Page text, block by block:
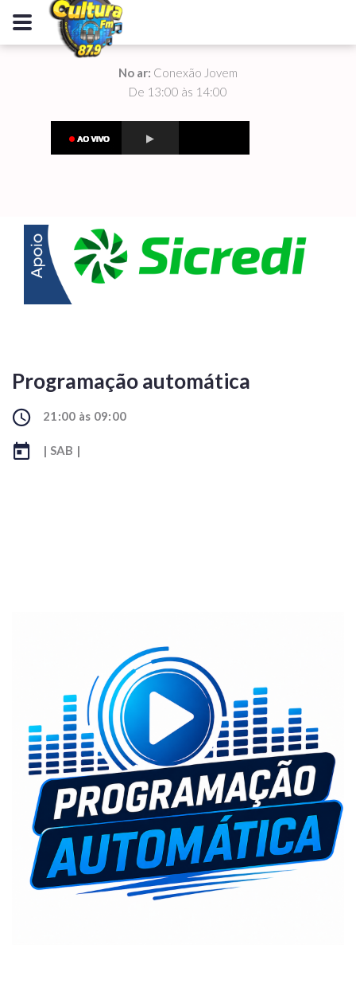
No ar: Conexão Jovem
De 13:00 às 14:00
Programação automática
21:00 às 09:00
| SAB |